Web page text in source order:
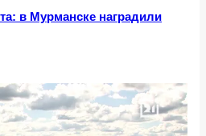
в Мурманске наградили